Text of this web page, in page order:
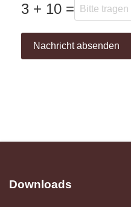
3 + 10 =
Nachricht absenden
Downloads